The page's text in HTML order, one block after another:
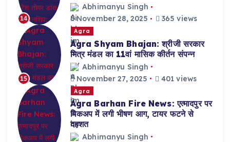
14
Abhimanyu Singh
November 28, 2025
365 views
15
Agra
Agra Shyam Bhajan: श्रीजी सरकार
मित्र मंडल का 11वां मासिक कीर्तन संपन्न
Abhimanyu Singh
November 27, 2025
401 views
Agra
Agra Barhan Fire News: एत्मादपुर पर
पिकअप में लगी भीषण आग, टायर फटने से
दहशत
Abhimanyu Singh